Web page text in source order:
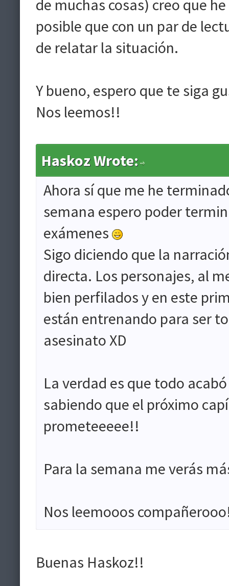
de muchas cosas) creo que
posible que con un par de
de relatar la situación.
Y bueno, espero que te siga
Nos leemos!!
Haskoz Wrote:
Ahora sí que me he
semana espero poder
exámenes
Sigo diciendo que la
directa. Los personajes, al
bien perfilados y en este
están entrenando para ser
asesinato XD
La verdad es que todo
sabiendo que el próximo
prometeeeee!!
Para la semana me verás
Nos leemooos
Buenas Haskoz!!